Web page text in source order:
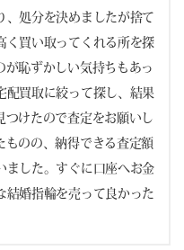
、処分を決めましたが捨て
く買い取ってくれる所を探
が恥ずかしい気持ちもあっ
配買取に絞って探し、結果
つけたので査定をお願いし
ものの、納得できる査定額
ました。すぐに口座へお金
結婚指輪を売って良かった